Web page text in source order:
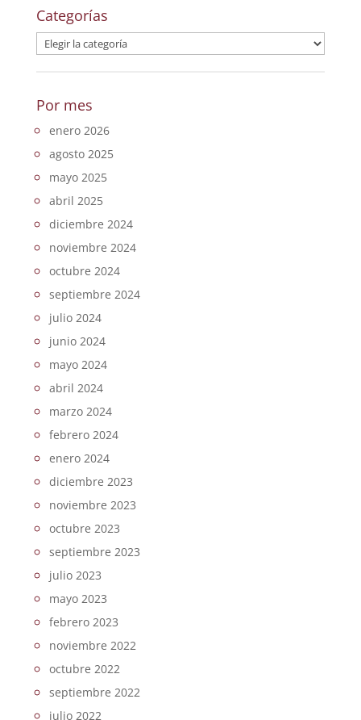
Categorías
Categorías
Por mes
enero 2026
agosto 2025
mayo 2025
abril 2025
diciembre 2024
noviembre 2024
octubre 2024
septiembre 2024
julio 2024
junio 2024
mayo 2024
abril 2024
marzo 2024
febrero 2024
enero 2024
diciembre 2023
noviembre 2023
octubre 2023
septiembre 2023
julio 2023
mayo 2023
febrero 2023
noviembre 2022
octubre 2022
septiembre 2022
julio 2022